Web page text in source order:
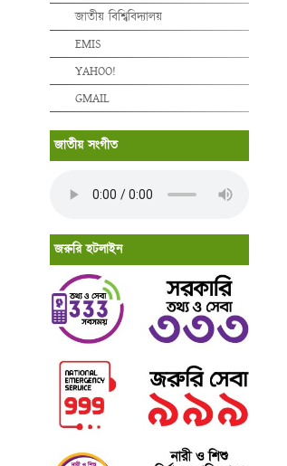
জাতীয় বিশ্বিবিদ্যালয়
EMIS
YAHOO!
GMAIL
জাতীয় সংগীত
জরুরি হটলাইন